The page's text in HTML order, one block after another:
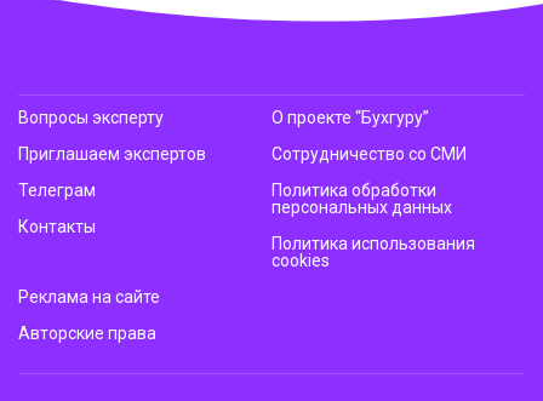
Вопросы эксперту
Приглашаем экспертов
Телеграм
Контакты
О проекте “Бухгуру”
Сотрудничество со СМИ
Политика обработки
персональных данных
Политика использования
cookies
Реклама на сайте
Авторские права